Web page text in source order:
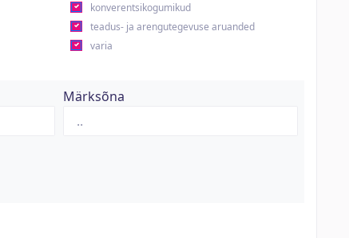
konverentsikogumikud
teadus- ja arengutegevuse aruanded
varia
Märksõna